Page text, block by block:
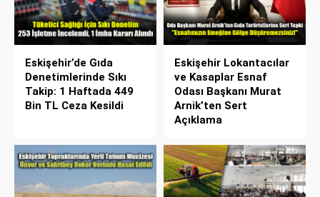
Eskişehir’de Gıda
Denetimlerinde Sıkı
Takip: 1 Haftada 449
Bin TL Ceza Kesildi
Eskişehir Lokantacılar
ve Kasaplar Esnaf
Odası Başkanı Murat
Arnik’ten Sert
Açıklama